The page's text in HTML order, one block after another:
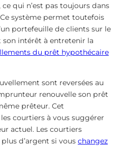
qui n’est pas toujours dans
système permet toutefois
portefeuille de clients sur le
intérêt à entretenir la
du prêt hypothécaire
sont reversées au
renouvelle son prêt
prêteur. Cet
courtiers à vous suggérer
actuel. Les courtiers
d’argent si vous changez